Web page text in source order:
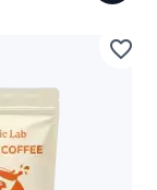
favorite_border